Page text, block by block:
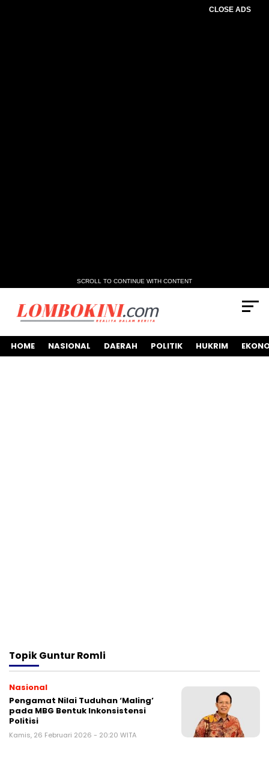
CLOSE ADS
SCROLL TO CONTINUE WITH CONTENT
HOME NASIONAL DAERAH POLITIK HUKRIM
TopikGuntur Romli
Nasional
Pengamat Nilai Tuduhan ‘Maling’
pada MBG Bentuk Inkonsistensi
Politisi
Kamis, 26 Februari 2026 - 20:20 WITA